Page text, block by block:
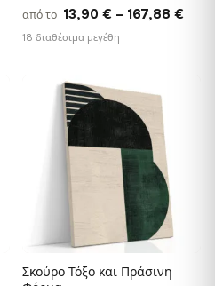
Price
range:
από το 13,90 € – 167,88 €
18 διαθέσιμα μεγέθη
Σκούρο Τόξο και Πράσινη